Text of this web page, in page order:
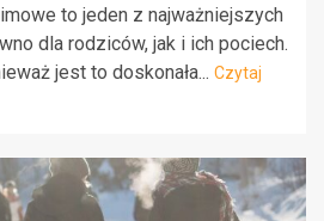
to jeden z najważniejszych
dla rodziców, jak i ich pociech.
jest to doskonała... Czytaj